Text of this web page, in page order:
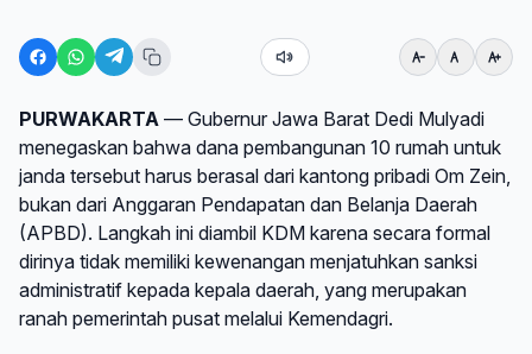
PURWAKARTA — Gubernur Jawa Barat Dedi Mulyadi
menegaskan bahwa dana pembangunan 10 rumah untuk
janda tersebut harus berasal dari kantong pribadi Om Zein,
bukan dari Anggaran Pendapatan dan Belanja Daerah
(APBD). Langkah ini diambil KDM karena secara formal
dirinya tidak memiliki kewenangan menjatuhkan sanksi
administratif kepada kepala daerah, yang merupakan
ranah pemerintah pusat melalui Kemendagri.